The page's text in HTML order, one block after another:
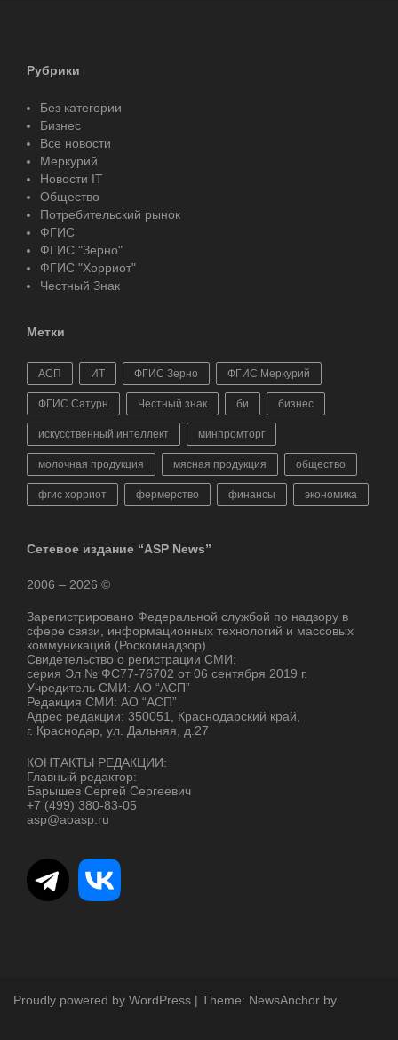
Рубрики
Без категории
Бизнес
Все новости
Меркурий
Новости IT
Общество
Потребительский рынок
ФГИС
ФГИС "Зерно"
ФГИС "Хорриот"
Честный Знак
Метки
АСП ИТ ФГИС Зерно ФГИС Меркурий
ФГИС Сатурн Честный знак би бизнес
искусственный интеллект минпромторг
молочная продукция мясная продукция общество
фгис хорриот фермерство финансы экономика
Сетевое издание “ASP News”
2006 – 2026 ©
Зарегистрировано Федеральной службой по надзору в
сфере связи, информационных технологий и массовых
коммуникаций (Роскомнадзор)
Свидетельство о регистрации СМИ:
серия Эл № ФС77-76702 от 06 сентября 2019 г.
Учредитель СМИ: АО “АСП”
Редакция СМИ: АО “АСП”
Адрес редакции: 350051, Краснодарский край,
г. Краснодар, ул. Дальняя, д.27
КОНТАКТЫ РЕДАКЦИИ:
Главный редактор:
Барышев Сергей Сергеевич
+7 (499) 380-83-05
asp@aoasp.ru
Proudly powered by WordPress | Theme: NewsAnchor by